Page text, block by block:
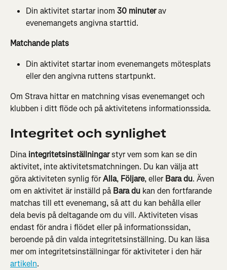
Din aktivitet startar inom 30 minuter av
evenemangets angivna starttid.
Matchande plats
Din aktivitet startar inom evenemangets mötesplats
eller den angivna ruttens startpunkt.
Om Strava hittar en matchning visas evenemanget och
klubben i ditt flöde och på aktivitetens informationssida.
Integritet och synlighet
Dina integritetsinställningar styr vem som kan se din
aktivitet, inte aktivitetsmatchningen. Du kan välja att
göra aktiviteten synlig för Alla, Följare, eller Bara du. Även
om en aktivitet är inställd på Bara du kan den fortfarande
matchas till ett evenemang, så att du kan behålla eller
dela bevis på deltagande om du vill. Aktiviteten visas
endast för andra i flödet eller på informationssidan,
beroende på din valda integritetsinställning. Du kan läsa
mer om integritetsinställningar för aktiviteter i den här
artikeln.